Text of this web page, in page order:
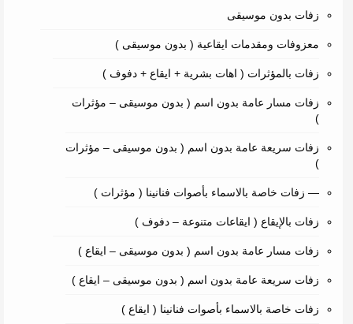
زفات بدون موسيقى
معزوفات ومقدمات ايقاعية ( بدون موسيقى )
زفات بالمؤثرات ( اهات بشرية + ايقاع + دفوف )
زفات مسار عامة بدون اسم ( بدون موسيقى – مؤثرات
)
زفات سريعة عامة بدون اسم ( بدون موسيقى – مؤثرات
)
— زفات خاصة بالاسماء بأصوات فنانينا ( مؤثرات )
زفات بالإيقاع ( ايقاعات متنوعة – دفوف )
زفات مسار عامة بدون اسم ( بدون موسيقى – ايقاع )
زفات سريعة عامة بدون اسم ( بدون موسيقى – ايقاع )
زفات خاصة بالاسماء بأصوات فنانينا ( ايقاع )